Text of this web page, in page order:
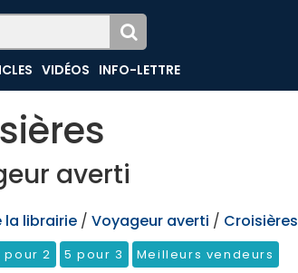
VIDÉOS INFO-LETTRE
averti
la librairie / Voyageur averti / Croisières
pour 2 5 pour 3 Meilleurs vendeurs